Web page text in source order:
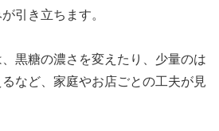
引き立ちます。
黒糖の濃さを変えたり、少量のは
など、家庭やお店ごとの工夫が見